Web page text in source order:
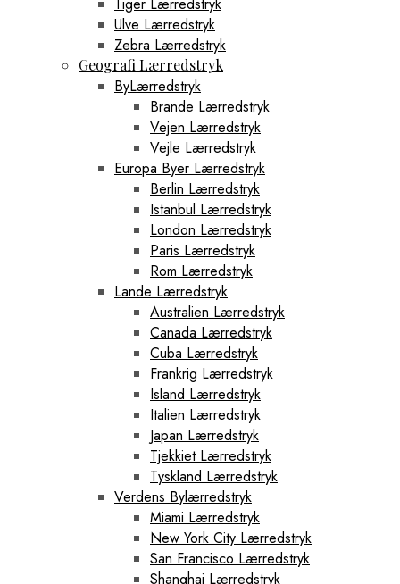
Ulve Lærredstryk
Zebra Lærredstryk
Geografi Lærredstryk
ByLærredstryk
Brande Lærredstryk
Vejen Lærredstryk
Vejle Lærredstryk
Europa Byer Lærredstryk
Berlin Lærredstryk
Istanbul Lærredstryk
London Lærredstryk
Paris Lærredstryk
Rom Lærredstryk
Lande Lærredstryk
Australien Lærredstryk
Canada Lærredstryk
Cuba Lærredstryk
Frankrig Lærredstryk
Island Lærredstryk
Italien Lærredstryk
Japan Lærredstryk
Tjekkiet Lærredstryk
Tyskland Lærredstryk
Verdens Bylærredstryk
Miami Lærredstryk
New York City Lærredstryk
San Francisco Lærredstryk
Shanghai Lærredstryk